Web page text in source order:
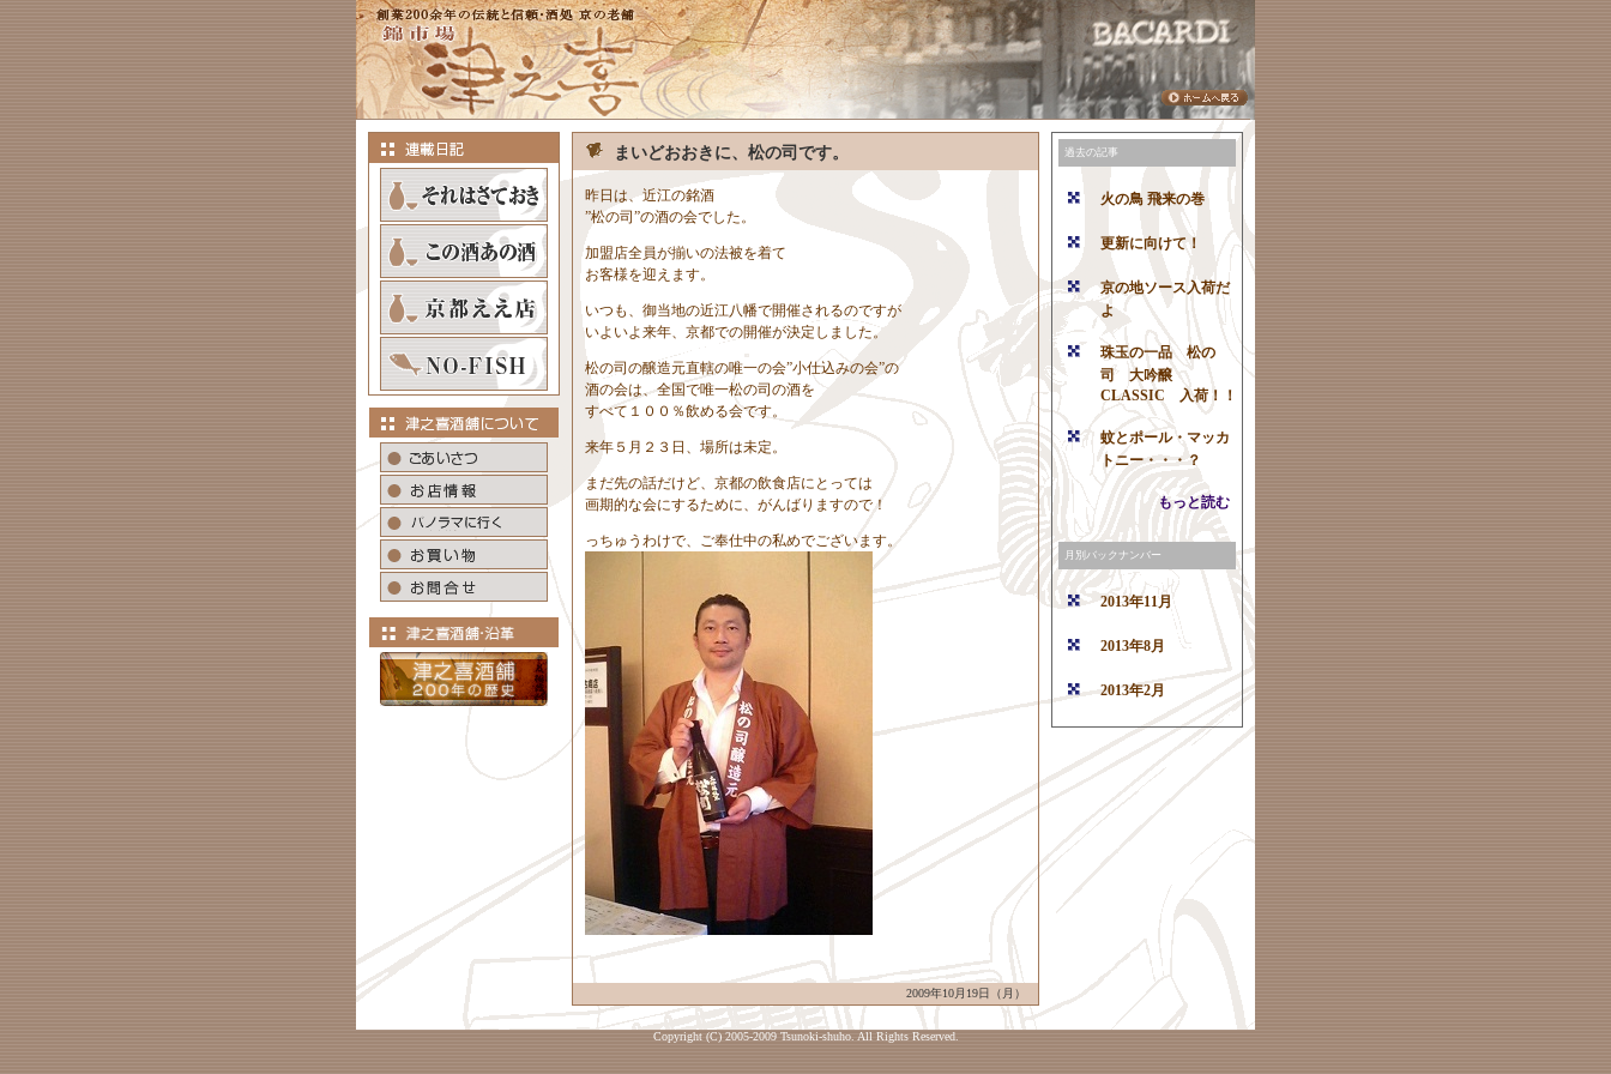
まいどおおきに、松の司です。
昨日は、近江の銘酒
”松の司”の酒の会でした。
加盟店全員が揃いの法被を着て
お客様を迎えます。
いつも、御当地の近江八幡で開催されるのですが
いよいよ来年、京都での開催が決定しました。
松の司の醸造元直轄の唯一の会”小仕込みの会”の
酒の会は、全国で唯一松の司の酒を
すべて１００％飲める会です。
来年５月２３日、場所は未定。
まだ先の話だけど、京都の飲食店にとっては
画期的な会にするために、がんばりますので！
っちゅうわけで、ご奉仕中の私めでございます。
2009年10月19日（月）
過去の記事
火の鳥 飛来の巻
更新に向けて！
京の地ソース入荷だ
よ
珠玉の一品 松の
司 大吟醸
CLASSIC 入荷！！
蚊とポール・マッカ
トニー・・・？
もっと読む
月別バックナンバー
2013年11月
2013年8月
2013年2月
Copyright (C) 2005-2009 Tsunoki-shuho. All Rights Reserved.